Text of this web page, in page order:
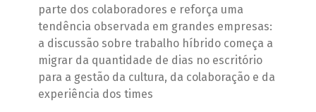
parte dos colaboradores e reforça uma
tendência observada em grandes empresas:
a discussão sobre trabalho híbrido começa a
migrar da quantidade de dias no escritório
para a gestão da cultura, da colaboração e da
experiência dos times